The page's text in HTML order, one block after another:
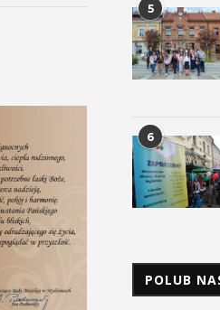
5
6
POLUB